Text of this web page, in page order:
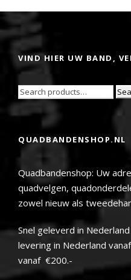
VIND HIER UW BAND,
QUADBANDENSHOP.NL
Quadbandenshop: Uw
quadvelgen,
zowel nieuw als
Snel geleverd in
levering in Nederland
vanaf €200.-